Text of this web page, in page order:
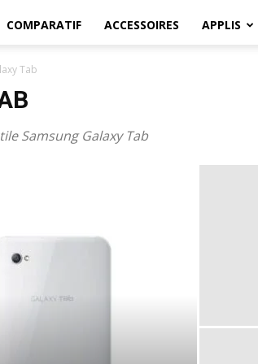
COMPARATIF ACCESSOIRES APPLIS
Tab
Samsung Galaxy Tab